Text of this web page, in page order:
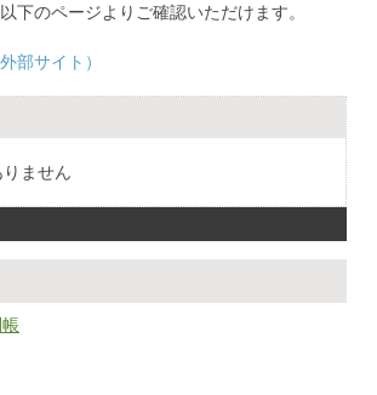
下のページよりご確認いただけます。
部サイト）
ません